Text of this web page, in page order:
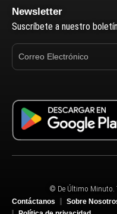
Newsletter
Suscríbete a nuestro
© De Último Minuto.
Contáctanos
Sobre